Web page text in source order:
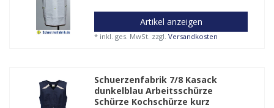
Artikel anzeigen
* inkl. ges. MwSt. zzgl.Versandkosten
Schuerzenfabrik 7/8 Kasack
dunkelblau Arbeitsschürze
Schürze Kochschürze kurz